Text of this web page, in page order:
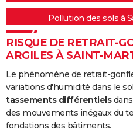
Pollution des sols à
RISQUE DE RETRAIT-
ARGILES À SAINT-
Le phénomène de retrait-
variations d'humidité dans le
tassements différentiels
des mouvements inégaux du
fondations des bâtiments.